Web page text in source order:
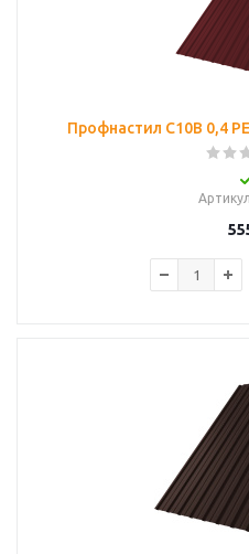
Профнастил С10B 0,4
Артикул